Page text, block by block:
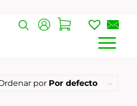
por Por defecto